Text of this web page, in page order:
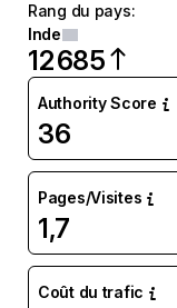
Rang du pays:
Inde
12 685
Authority Score
36
Pages/Visites
1,7
Coût du trafic